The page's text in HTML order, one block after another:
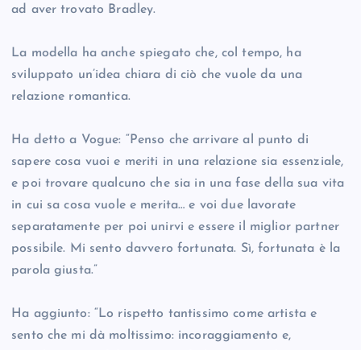
ad aver trovato Bradley.
La modella ha anche spiegato che, col tempo, ha
sviluppato un’idea chiara di ciò che vuole da una
relazione romantica.
Ha detto a Vogue: “Penso che arrivare al punto di
sapere cosa vuoi e meriti in una relazione sia essenziale,
e poi trovare qualcuno che sia in una fase della sua vita
in cui sa cosa vuole e merita… e voi due lavorate
separatamente per poi unirvi e essere il miglior partner
possibile. Mi sento davvero fortunata. Sì, fortunata è la
parola giusta.”
Ha aggiunto: “Lo rispetto tantissimo come artista e
sento che mi dà moltissimo: incoraggiamento e,